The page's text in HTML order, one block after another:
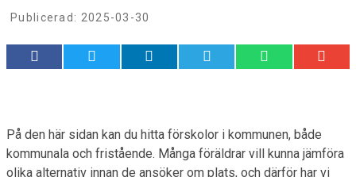
Publicerad: 2025-03-30
På den här sidan kan du hitta förskolor i kommunen, både
kommunala och fristående. Många föräldrar vill kunna jämföra
olika alternativ innan de ansöker om plats, och därför har vi